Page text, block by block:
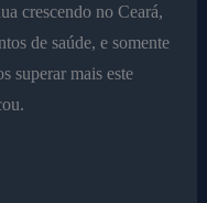
crescendo no Ceará,
de saúde, e somente
superar mais este